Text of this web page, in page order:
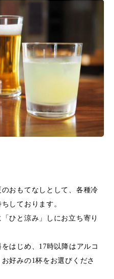
おもてなしとして、各種冷
しております。
ひと涼み」しにお立ち寄り
はじめ、17時以降はアルコ
好みの1杯をお選びくださ